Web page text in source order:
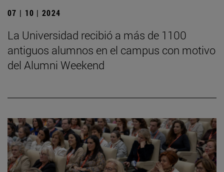
07 | 10 | 2024
La Universidad recibió a más de 1100
antiguos alumnos en el campus con motivo
del Alumni Weekend